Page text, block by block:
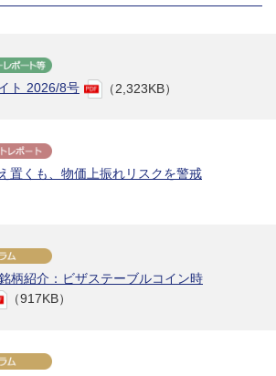
ト 2026/8号
（2,323KB）
置くも、物価上振れリスクを警戒
柄紹介：ビザステーブルコイン時
（917KB）